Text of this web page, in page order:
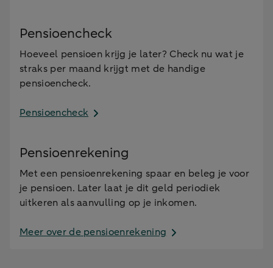
Pensioencheck
Hoeveel pensioen krijg je later? Check nu wat je
straks per maand krijgt met de handige
pensioencheck.
Pensioencheck
Pensioenrekening
Met een pensioenrekening spaar en beleg je voor
je pensioen. Later laat je dit geld periodiek
uitkeren als aanvulling op je inkomen.
Meer over de pensioenrekening